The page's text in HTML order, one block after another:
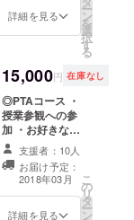
かり盤CD×1枚
※2shot撮影希望
プルダウンで選
択ください。
詳細を見る ー
ン
を
選
択
す
る
15,000円 在庫なし
◎PTAコース ・
授業参観への参
加 ・お好きなメ
ンバーとの
2shot撮影
※2shot撮影希望
のメンバー名
を、支援の際に
プルダウンで選
支援者：10人
お届け予定：
2018年03月
詳細を見る
こ
の
リ
タ
ー
ン